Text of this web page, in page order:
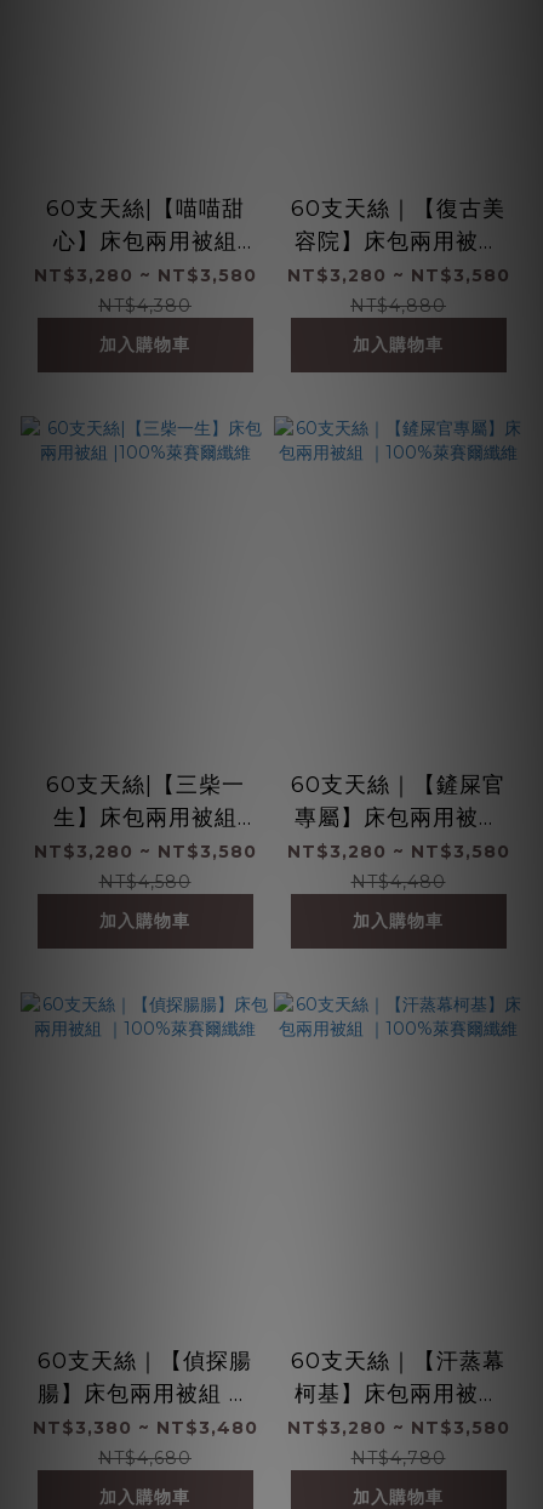
60支天絲|【喵喵甜
心】床包兩用被組
|100%萊賽爾纖維
NT$3,280 ~ NT$3,580
NT$4,380
加入購物車
60支天絲｜【復古美
容院】床包兩用被組
｜100%萊賽爾纖維
NT$3,280 ~ NT$3,580
NT$4,880
加入購物車
60支天絲|【三柴一
生】床包兩用被組
|100%萊賽爾纖維
NT$3,280 ~ NT$3,580
NT$4,580
加入購物車
60支天絲｜【鏟屎官
專屬】床包兩用被組
｜100%萊賽爾纖維
NT$3,280 ~ NT$3,580
NT$4,480
加入購物車
60支天絲｜【偵探腸
腸】床包兩用被組 ｜
100%萊賽爾纖維
NT$3,380 ~ NT$3,480
NT$4,680
加入購物車
60支天絲｜【汗蒸幕
柯基】床包兩用被組
｜100%萊賽爾纖維
NT$3,280 ~ NT$3,580
NT$4,780
加入購物車